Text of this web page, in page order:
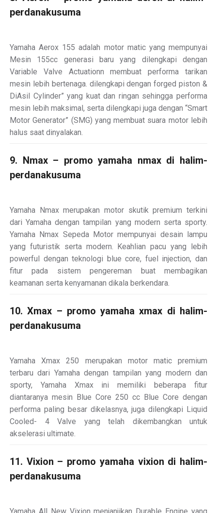
perdanakusuma
Yamaha Aerox 155 adalah motor matic yang mempunyai
Mesin 155cc generasi baru yang dilengkapi dengan
Variable Valve Actuationn membuat performa tarikan
mesin lebih bertenaga. dilengkapi dengan forged piston &
DiAsil Cylinder” yang kuat dan ringan sehingga performa
mesin lebih maksimal, serta dilengkapi juga dengan “Smart
Motor Generator” (SMG) yang membuat suara motor lebih
halus saat dinyalakan.
9. Nmax – promo yamaha nmax di halim-
perdanakusuma
Yamaha Nmax merupakan motor skutik premium terkini
dari Yamaha dengan tampilan yang modern serta sporty.
Yamaha Nmax Sepeda Motor mempunyai desain lampu
yang futuristik serta modern. Keahlian pacu yang lebih
powerful dengan teknologi blue core, fuel injection, dan
fitur pada sistem pengereman buat membagikan
keamanan serta kenyamanan dikala berkendara.
10. Xmax – promo yamaha xmax di halim-
perdanakusuma
Yamaha Xmax 250 merupakan motor matic premium
terbaru dari Yamaha dengan tampilan yang modern dan
sporty, Yamaha Xmax ini memiliki beberapa fitur
diantaranya mesin Blue Core 250 cc Blue Core dengan
performa paling besar dikelasnya, juga dilengkapi Liquid
Cooled- 4 Valve yang telah dikembangkan untuk
akselerasi ultimate.
11. Vixion – promo yamaha vixion di halim-
perdanakusuma
Yamaha All New Vixion menjanjikan Durable Engine yang